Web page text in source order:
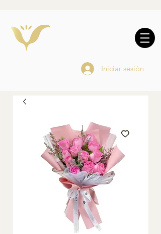
10% DE REGALO EN
ONLINE
Iniciar sesión